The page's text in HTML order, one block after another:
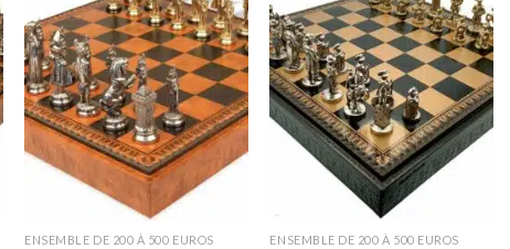
ENSEMBLE DE 200 À 500 EUROS ENSEMBLE DE 200 À 500 EUROS